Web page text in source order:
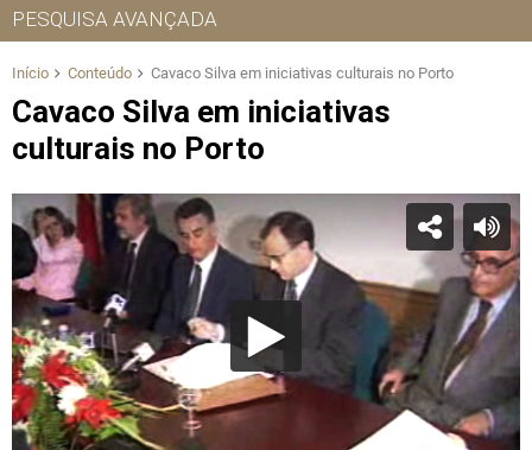
PESQUISA AVANÇADA
Início Conteúdo Cavaco Silva em iniciativas culturais no Porto
Cavaco Silva em iniciativas
culturais no Porto